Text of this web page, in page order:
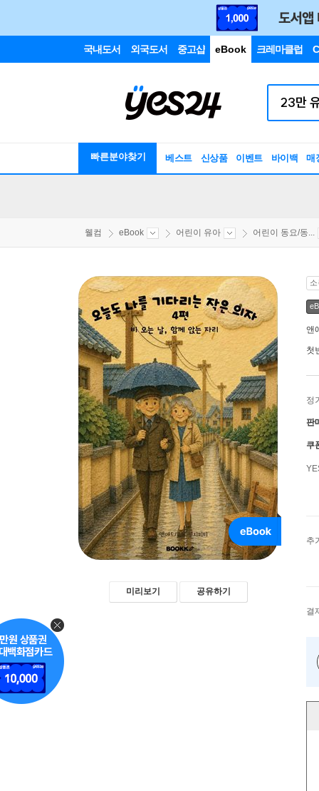
국내도서 외국도서 중고샵 eBook 크레마클럽
빠른분야찾기 베스트 신상품 이벤트 바이백 매
웰컴 eBook 어린이 유아 어린이 동요/동...
미리보기 공유하기
앤
첫
정
판
쿠
추
결